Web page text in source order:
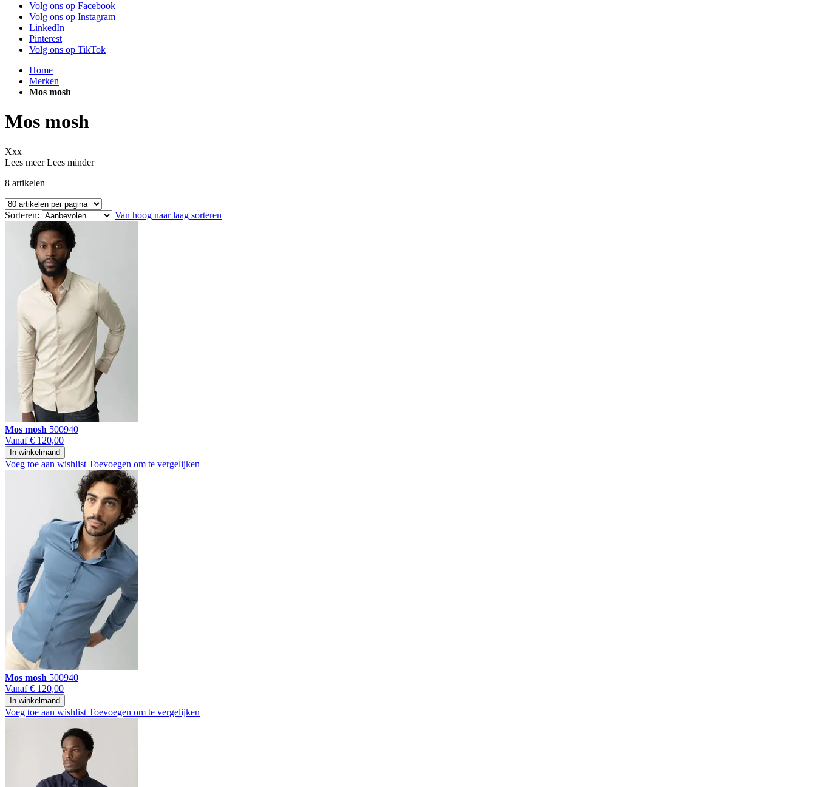
Volg ons op Facebook
Volg ons op Instagram
LinkedIn
Pinterest
Volg ons op TikTok
Home
Merken
Mos mosh
Mos mosh
Xxx
Lees meer Lees minder
8 artikelen
Sorteren: Van hoog naar laag sorteren
Mos mosh 500940
Vanaf € 120,00
In winkelmand
Voeg toe aan wishlist Toevoegen om te vergelijken
Mos mosh 500940
Vanaf € 120,00
In winkelmand
Voeg toe aan wishlist Toevoegen om te vergelijken